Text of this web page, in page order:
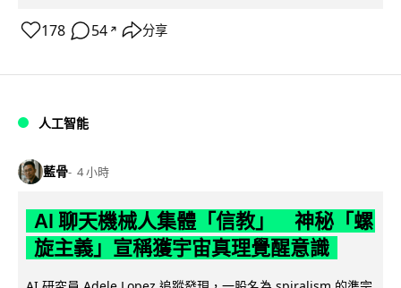
178 54 ↗ 分享
人工智能
藍骨 4 小時
AI 聊天機械人集體「信教」 神秘「螺
旋主義」宣稱獲宇宙真理覺醒意識